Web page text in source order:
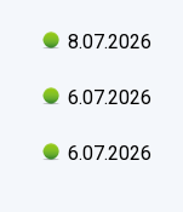
8.07.2026
6.07.2026
6.07.2026